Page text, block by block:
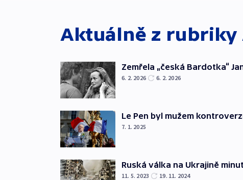
Aktuálně z rubriky
Zemřela „česká Bardotka“
6. 2. 2026 6. 2. 2026
Le Pen byl mužem
7. 1. 2025
Ruská válka na Ukrajině
11. 5. 2023 19. 11. 2024